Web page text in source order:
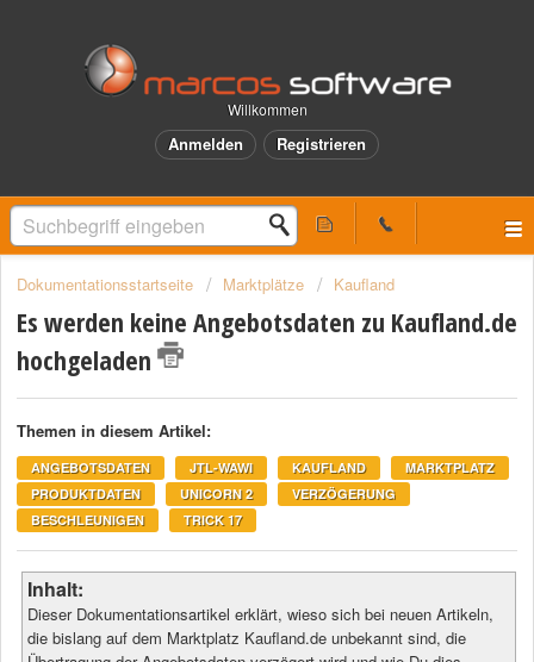
Willkommen
Anmelden Registrieren
Dokumentationsstartseite Marktplätze Kaufland
Es werden keine Angebotsdaten zu Kaufland.de
hochgeladen
Themen in diesem Artikel:
ANGEBOTSDATEN JTL-WAWI KAUFLAND
MARKTPLATZ
PRODUKTDATEN
UNICORN 2
VERZÖGERUNG
BESCHLEUNIGEN
TRICK 17
Inhalt:
Dieser Dokumentationsartikel erklärt, wieso sich bei neuen Artikeln,
die bislang auf dem Marktplatz Kaufland.de unbekannt sind, die